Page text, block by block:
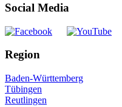
Social Media
Region
Baden-Württemberg
Tübingen
Reutlingen